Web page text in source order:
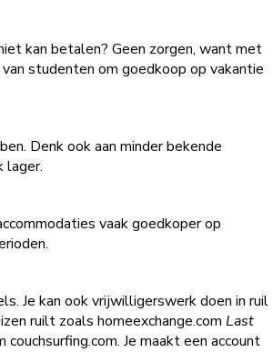
kan betalen? Geen zorgen, want met
studenten om goedkoop op vakantie
Denk ook aan minder bekende
lager.
vaak goedkoper op
Je kan ook vrijwilligerswerk doen in ruil
ruilt zoals homeexchange.com Last
Je maakt een account